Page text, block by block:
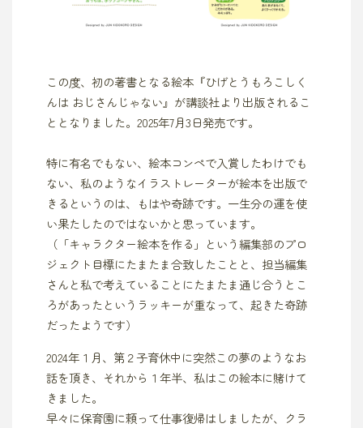
この度、初の著書となる絵本『ひげとうもろこしく
んは おじさんじゃない』が講談社より出版されるこ
ととなりました。2025年7月3日発売です。
特に有名でもない、絵本コンペで入賞したわけでも
ない、私のようなイラストレーターが絵本を出版で
きるというのは、もはや奇跡です。一生分の運を使
い果たしたのではないかと思っています。
（「キャラクター絵本を作る」という編集部のプロ
ジェクト目標にたまたま合致したことと、担当編集
さんと私で考えていることにたまたま通じ合うとこ
ろがあったというラッキーが重なって、起きた奇跡
だったようです）
2024年１月、第２子育休中に突然この夢のようなお
話を頂き、それから１年半、私はこの絵本に賭けて
きました。
早々に保育園に頼って仕事復帰はしましたが、クラ